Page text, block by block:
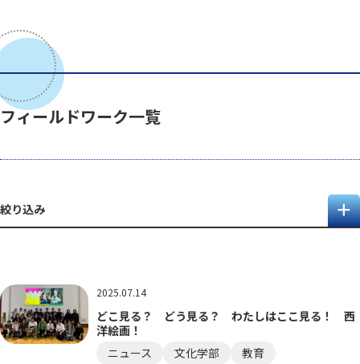
フィールドワーク一覧
絞り込み
2025.07.14
どこ見る？ どう見る？ わたしはここ見る！ 西
洋絵画！
ニュース
文化学部
教育